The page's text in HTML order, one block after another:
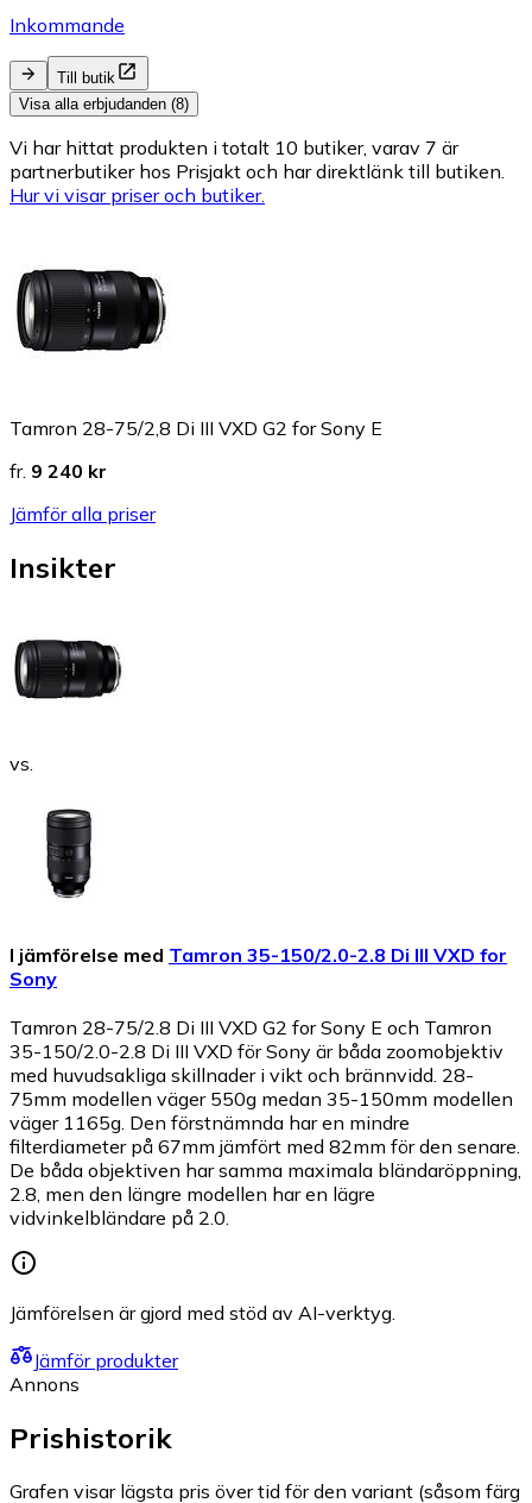
Inkommande
Till butik
Visa alla erbjudanden (8)
Vi har hittat produkten i totalt 10 butiker, varav 7 är
partnerbutiker hos Prisjakt och har direktlänk till butiken.
Hur vi visar priser och butiker.
Tamron 28-75/2,8 Di III VXD G2 for Sony E
fr. 9 240 kr
Jämför alla priser
Insikter
vs.
I jämförelse med Tamron 35-150/2.0-2.8 Di III VXD for
Sony
Tamron 28-75/2.8 Di III VXD G2 for Sony E och Tamron
35-150/2.0-2.8 Di III VXD för Sony är båda zoomobjektiv
med huvudsakliga skillnader i vikt och brännvidd. 28-
75mm modellen väger 550g medan 35-150mm modellen
väger 1165g. Den förstnämnda har en mindre
filterdiameter på 67mm jämfört med 82mm för den senare.
De båda objektiven har samma maximala bländaröppning,
2.8, men den längre modellen har en lägre
vidvinkelbländare på 2.0.
Jämförelsen är gjord med stöd av AI-verktyg.
Jämför produkter
Annons
Prishistorik
Grafen visar lägsta pris över tid för den variant (såsom färg